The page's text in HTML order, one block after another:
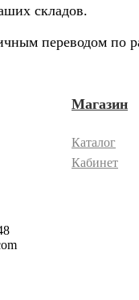
складов.
переводом по
Магазин
Каталог
Кабинет